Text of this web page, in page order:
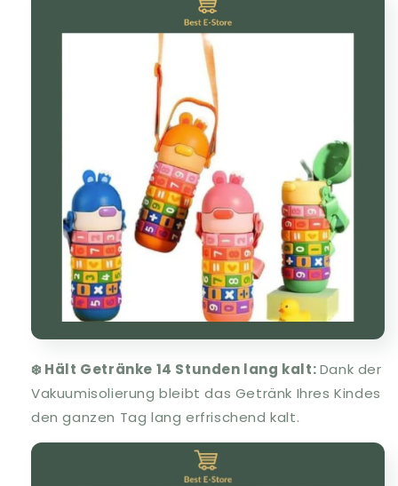
❄️ Hält Getränke 14 Stunden lang kalt:Dank der
Vakuumisolierung bleibt das Getränk Ihres Kindes
den ganzen Tag lang erfrischend kalt.